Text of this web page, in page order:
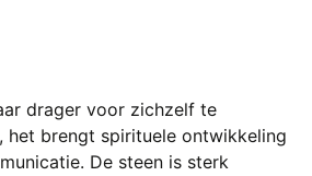
drager voor zichzelf te
het brengt spirituele ontwikkeling
De steen is sterk